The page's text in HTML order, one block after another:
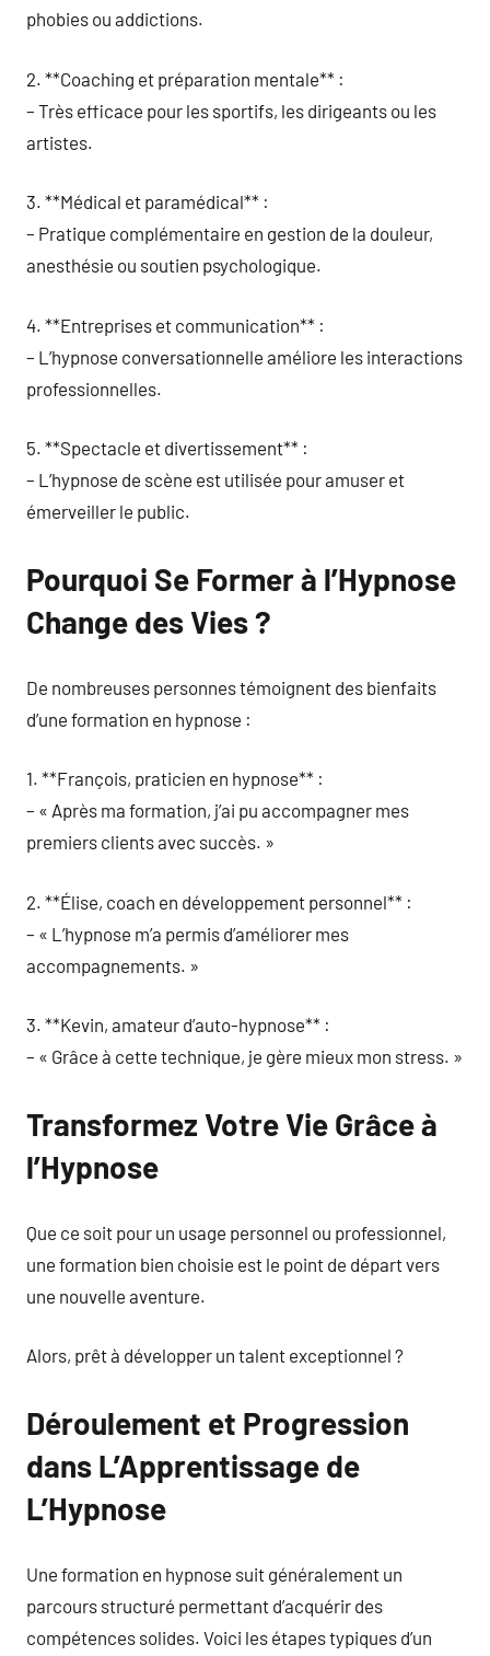
phobies ou addictions.
2. **Coaching et préparation mentale** :
– Très efficace pour les sportifs, les dirigeants ou les
artistes.
3. **Médical et paramédical** :
– Pratique complémentaire en gestion de la douleur,
anesthésie ou soutien psychologique.
4. **Entreprises et communication** :
– L’hypnose conversationnelle améliore les interactions
professionnelles.
5. **Spectacle et divertissement** :
– L’hypnose de scène est utilisée pour amuser et
émerveiller le public.
Pourquoi Se Former à l’Hypnose
Change des Vies ?
De nombreuses personnes témoignent des bienfaits
d’une formation en hypnose :
1. **François, praticien en hypnose** :
– « Après ma formation, j’ai pu accompagner mes
premiers clients avec succès. »
2. **Élise, coach en développement personnel** :
– « L’hypnose m’a permis d’améliorer mes
accompagnements. »
3. **Kevin, amateur d’auto-hypnose** :
– « Grâce à cette technique, je gère mieux mon stress. »
Transformez Votre Vie Grâce à
l’Hypnose
Que ce soit pour un usage personnel ou professionnel,
une formation bien choisie est le point de départ vers
une nouvelle aventure.
Alors, prêt à développer un talent exceptionnel ?
Déroulement et Progression
dans L’Apprentissage de
L’Hypnose
Une formation en hypnose suit généralement un
parcours structuré permettant d’acquérir des
compétences solides. Voici les étapes typiques d’un